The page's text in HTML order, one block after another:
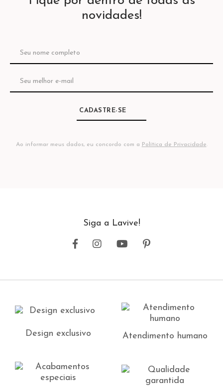
novidades!
CADASTRE-SE
Ao informar meus dados, eu concordo com a Política de Privacidade.
Siga a Lavive!
Design exclusivo Atendimento humano